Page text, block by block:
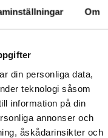
Om
din personliga data,
teknologi såsom
information på din
annonser och
åskådarinsikter och
kr per gång.
första träffen.
på fika.